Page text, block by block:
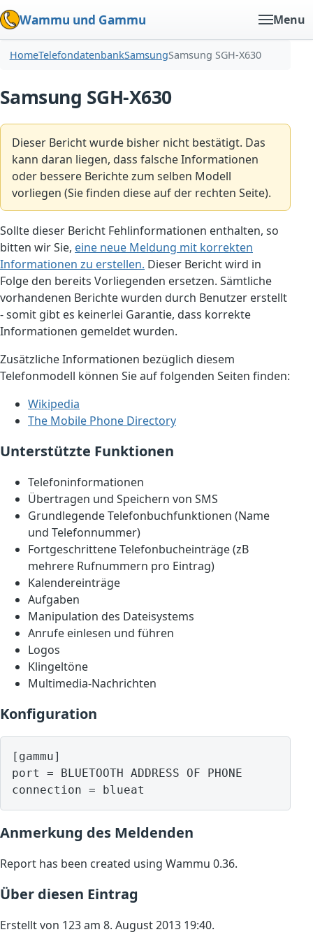
Wammu und Gammu Menu
HomeTelefondatenbankSamsungSamsung SGH-X630
Samsung SGH-X630
Dieser Bericht wurde bisher nicht bestätigt. Das
kann daran liegen, dass falsche Informationen
oder bessere Berichte zum selben Modell
vorliegen (Sie finden diese auf der rechten Seite).
Sollte dieser Bericht Fehlinformationen enthalten, so
bitten wir Sie, eine neue Meldung mit korrekten
Informationen zu erstellen. Dieser Bericht wird in
Folge den bereits Vorliegenden ersetzen. Sämtliche
vorhandenen Berichte wurden durch Benutzer erstellt
- somit gibt es keinerlei Garantie, dass korrekte
Informationen gemeldet wurden.
Zusätzliche Informationen bezüglich diesem
Telefonmodell können Sie auf folgenden Seiten finden:
Wikipedia
The Mobile Phone Directory
Unterstützte Funktionen
Telefoninformationen
Übertragen und Speichern von SMS
Grundlegende Telefonbuchfunktionen (Name
und Telefonnummer)
Fortgeschrittene Telefonbucheinträge (zB
mehrere Rufnummern pro Eintrag)
Kalendereinträge
Aufgaben
Manipulation des Dateisystems
Anrufe einlesen und führen
Logos
Klingeltöne
Multimedia-Nachrichten
Konfiguration
[gammu]
port = BLUETOOTH ADDRESS OF PHONE
Anmerkung des Meldenden
Report has been created using Wammu 0.36.
Über diesen Eintrag
Erstellt von 123 am 8. August 2013 19:40.